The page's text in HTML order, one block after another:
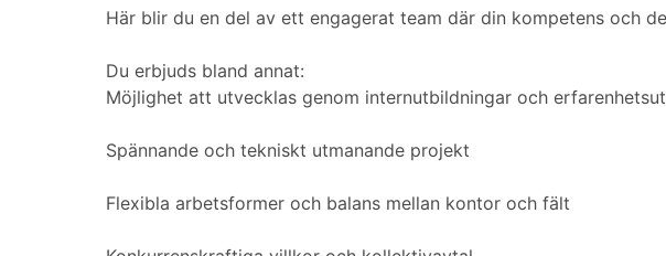
Här blir du en del av ett engagerat team där din kompetens och
Du erbjuds bland annat:
Möjlighet att utvecklas genom internutbildningar och
Spännande och tekniskt utmanande projekt
Flexibla arbetsformer och balans mellan kontor och fält